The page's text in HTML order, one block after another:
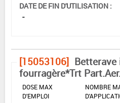
DATE DE FIN D'UTILISATION :
-
[15053106]
fourragère*Trt
DOSE MAX
D'EMPLOI
NOMBRE